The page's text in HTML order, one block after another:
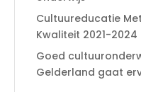
Cultuureducatie Met
Kwaliteit 2021-2024
Goed
Gelderland gaat